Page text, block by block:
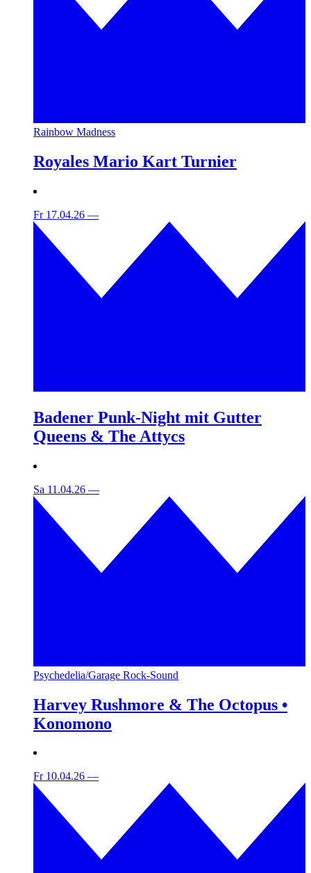
Rainbow Madness
Royales Mario Kart Turnier
Fr 17.04.26 —
Badener Punk-Night mit Gutter
Queens & The Attycs
Sa 11.04.26 —
Psychedelia/Garage Rock-Sound
Harvey Rushmore & The Octopus •
Konomono
Fr 10.04.26 —